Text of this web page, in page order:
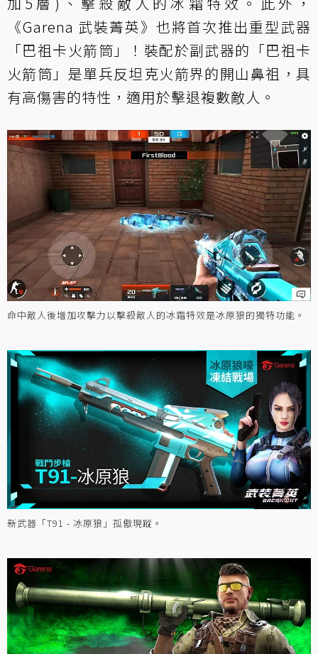
《Garena 武裝菁英》也將首次推出重型武器
「巴祖卡火箭筒」！裝配於副武器的「巴祖卡
火箭筒」是單兵反坦克火箭界的開山鼻祖，具
有高傷害的特性，適用於擊退複數敵人。
命中敵人後增加攻擊力以擊殺敵人的冰霜特效是冰原狼的獨特功能。
新武器「T91 - 冰原狼」孤傲現蹤。